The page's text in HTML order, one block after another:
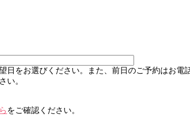
をお選びください。また、前日のご予約はお電
い。
をご確認ください。